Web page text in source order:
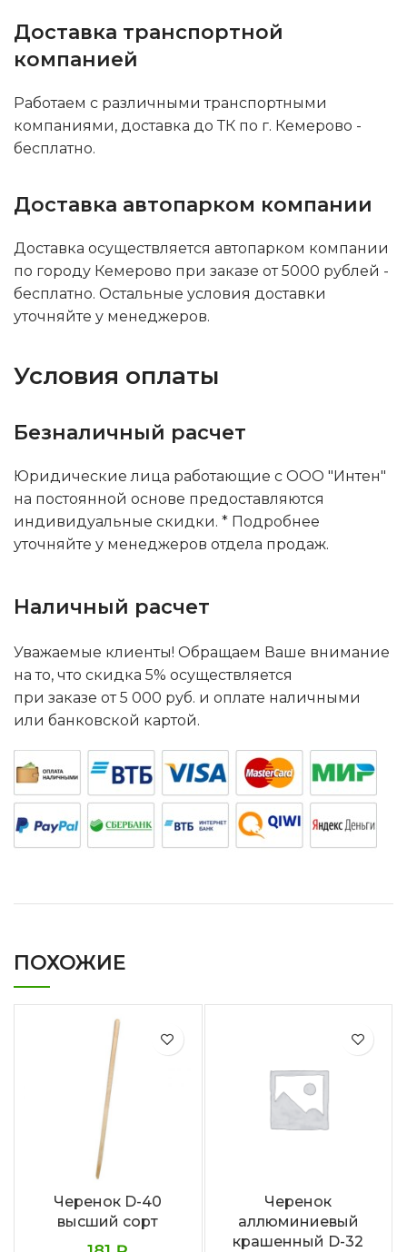
Доставка транспортной
компанией
Работаем с различными транспортными
компаниями, доставка до ТК по г. Кемерово -
бесплатно.
Доставка автопарком компании
Доставка осуществляется автопарком компании
по городу Кемерово при заказе от 5000 рублей -
бесплатно. Остальные условия доставки
уточняйте у менеджеров.
Условия оплаты
Безналичный расчет
Юридические лица работающие с ООО "Интен"
на постоянной основе предоставляются
индивидуальные скидки. * Подробнее
уточняйте у менеджеров отдела продаж.
Наличный расчет
Уважаемые клиенты! Обращаем Ваше внимание
на то, что скидка 5% осуществляется
при заказе от 5 000 руб. и оплате наличными
или банковской картой.
ПОХОЖИЕ
Черенок D-40
высший сорт
Черенок
аллюминиевый
крашенный D-32